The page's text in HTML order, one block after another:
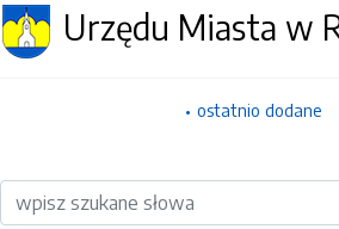
Urzędu Miasta w
ostatnio dodane
Wyszukiwarka